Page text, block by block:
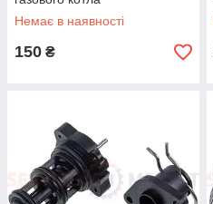
Немає в наявності
150 ₴